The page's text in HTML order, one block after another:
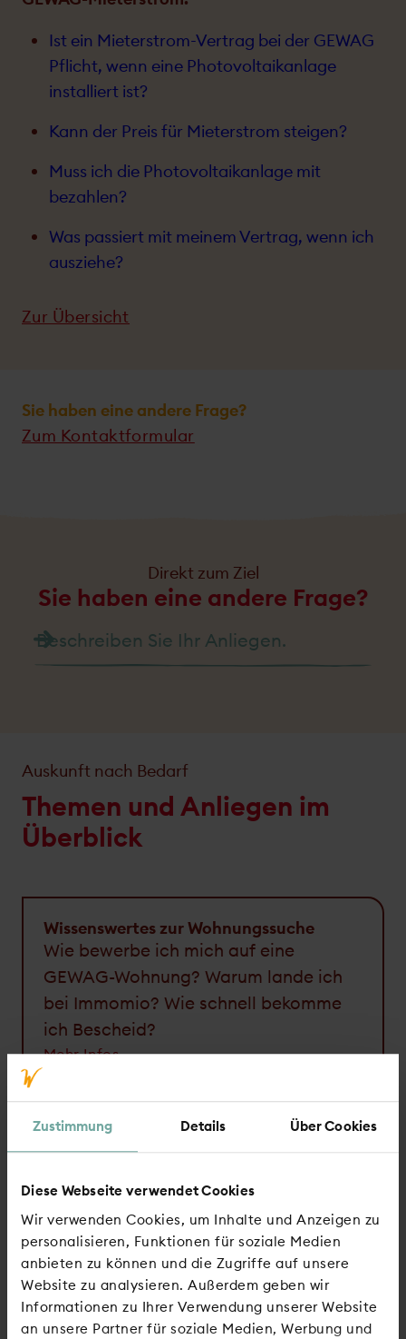
Zustimmung Details Über Cookies
Diese Webseite verwendet Cookies
Wir verwenden Cookies, um Inhalte und Anzeigen zu
personalisieren, Funktionen für soziale Medien
anbieten zu können und die Zugriffe auf unsere
Website zu analysieren. Außerdem geben wir
Informationen zu Ihrer Verwendung unserer Website
an unsere Partner für soziale Medien, Werbung und
Ist ein Mieter­strom-Vertrag bei der GEWAG
Pflicht, wenn eine Photo­voltaik­anlage
installiert ist?
Kann der Preis für Mieter­strom steigen?
Muss ich die Photo­voltaik­anlage mit
bezahlen?
Was passiert mit meinem Vertrag, wenn ich
ausziehe?
Zur Übersicht
Sie haben eine andere Frage?
Zum Kontaktformular
Direkt zum Ziel
Sie haben eine andere Frage?
Suchen
Auskunft nach Bedarf
Themen und Anliegen im
Überblick
Wissenswertes zur Wohnungssuche
Wie bewerbe ich mich auf eine
GEWAG-Wohnung? Warum lande ich
bei Immomio? Wie schnell bekomme
ich Bescheid?
Mehr Infos
Rund ums Mietverhältnis
Ummeldung beim Einwohner­
meldeamt? Darf ich bei der GEWAG
Haustiere halten? Meine Partnerin
möchte zu mir ziehen.
Mehr Infos